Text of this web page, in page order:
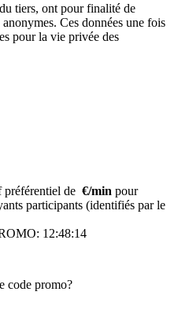
tiers, ont pour finalité de
Ces données une fois
pour la vie privée des
préférentiel de €/min pour
participants (identifiés par le
12:48:14
code promo?